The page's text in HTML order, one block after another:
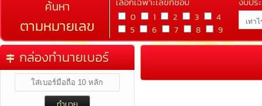
ค้นหา
ตามหมายเลข 0 1 2 3
4
5
6 7 8 9
กล่องทำนายเบอร์